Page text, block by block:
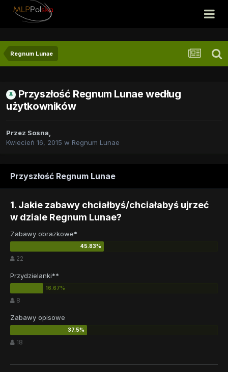
Regnum Lunae
Przyszłość Regnum Lunae według
użytkowników
Przez Sosna,
Kwiecień 16, 2015 w Regnum Lunae
Przyszłość Regnum Lunae
1. Jakie zabawy chciałbyś/chciałabyś ujrzeć
w dziale Regnum Lunae?
Zabawy obrazkowe*
22
Przydzielanki**
8
Zabawy opisowe
18